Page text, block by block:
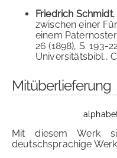
Friedrich Schmidt
zwischen einer
einem
26 (1898), S. 193-
Universitätsbibl.,
Mitüberlieferung
Mit diesem Werk
deutschsprachige